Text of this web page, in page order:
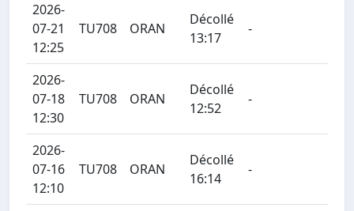
2026-
07-21
12:25
TU708 ORAN
Décollé
13:17
-
2026-
07-18
12:30
TU708 ORAN
Décollé
12:52
-
2026-
07-16
12:10
TU708 ORAN
Décollé
16:14
-